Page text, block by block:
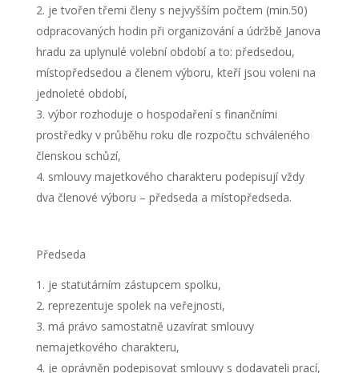
je tvořen třemi členy s nejvyšším počtem (min.50)
odpracovaných hodin při organizování a údržbě Janova
hradu za uplynulé volební období a to: předsedou,
místopředsedou a členem výboru, kteří jsou voleni na
jednoleté období,
výbor rozhoduje o hospodaření s finančními
prostředky v průběhu roku dle rozpočtu schváleného
členskou schůzí,
smlouvy majetkového charakteru podepisují vždy
dva členové výboru – předseda a místopředseda.
Předseda
je statutárním zástupcem spolku,
reprezentuje spolek na veřejnosti,
má právo samostatně uzavírat smlouvy
nemajetkového charakteru,
je oprávněn podepisovat smlouvy s dodavateli prací,